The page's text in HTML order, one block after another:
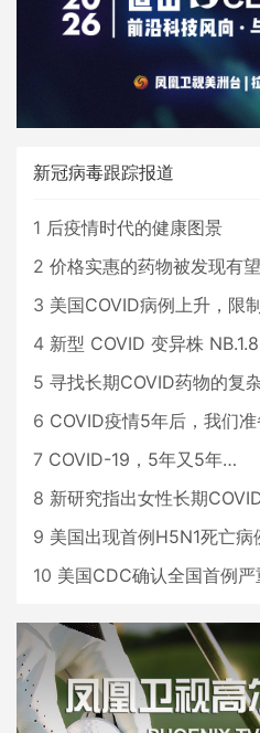
新冠病毒跟踪报道
1 后疫情时代的健康图景
2 价格实惠的药物被发现有
3 美国COVID病例上升，限
4 新型 COVID 变异株
5 寻找长期COVID药物的复
6 COVID疫情5年后，我们准备
7 COVID-19，5年又5年…
8 新研究指出女性长期COVID风
9 美国出现首例H5N1死亡病
10 美国CDC确认全国首例严重